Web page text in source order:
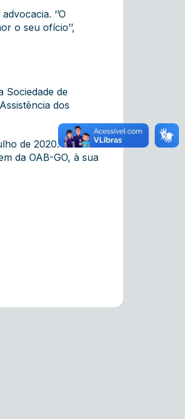
‘’O
o seu ofício’’,
Sociedade de
dos
de 2020. A nova
da OAB-GO, à sua